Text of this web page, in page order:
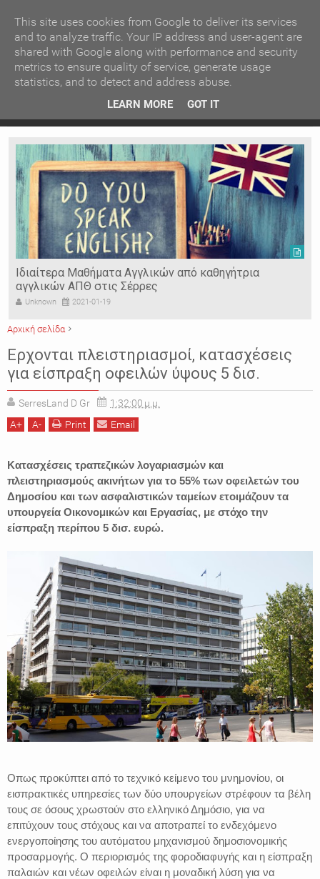
Ιερόσυλοι έκλεψαν τάματα από Ιερό Ναό στις Σέρρες
Ιδιαίτερα Μαθήματα Αγγλικών από καθηγήτρια
αγγλικών ΑΠΘ στις Σέρρες
Unknown 2021-01-19
Αρχική σελίδα
ΕΙΔΗΣΕΙΣ
ΟΙΚΟΝΟΜΙΑ
ΥΠΟΥΡΓΕΙΟ ΕΡΓΑΣΙΑΣ
ΥΠΟΥΡΓΕΙΟ ΟΙΚΟΝΟΜΙΚΩΝ
Ερχονται πλειστηριασμοί, κατασχέσεις
για είσπραξη οφειλών ύψους 5 δισ.
SerresLand D Gr
1:32:00 μ.μ.
A+ A- Print Email
Κατασχέσεις τραπεζικών λογαριασμών και
πλειστηριασμούς ακινήτων για το 55% των οφειλετών του
Δημοσίου και των ασφαλιστικών ταμείων ετοιμάζουν τα
υπουργεία Οικονομικών και Εργασίας, με στόχο την
είσπραξη περίπου 5 δισ. ευρώ.
Οπως προκύπτει από το τεχνικό κείμενο του μνημονίου, οι
εισπρακτικές υπηρεσίες των δύο υπουργείων στρέφουν τα βέλη
τους σε όσους χρωστούν στο ελληνικό Δημόσιο, για να
επιτύχουν τους στόχους και να αποτραπεί το ενδεχόμενο
ενεργοποίησης του αυτόματου μηχανισμού δημοσιονομικής
προσαρμογής. Ο περιορισμός της φοροδιαφυγής και η είσπραξη
παλαιών και νέων οφειλών είναι η μοναδική λύση για να
ΚΕΝΤΡΙΚΗ ΑΝΑ ΚΑΤΗΓΟΡΙΑ
ΕΙΔΗΣΕΙΣ ΑΝΑ ΠΕΡΙΟΧΗ
ΠΡΟΣΦΑΤΑ ΝΕΑ
Ν. ΣΕΡΡΩΝ Η ΓΗ ΜΑΣ
ΤΥΧΑΙΕΣ ΑΝΑΡΤΗΣΕΙΣ/ΑΡΘΡΑ
Serres Racing Circuit
Panserraikos FC
Ikaroi B.C.
This site uses cookies from Google to deliver its services
and to analyze traffic. Your IP address and user-agent are
shared with Google along with performance and security
metrics to ensure quality of service, generate usage
statistics, and to detect and address abuse.
LEARN MORE GOT IT